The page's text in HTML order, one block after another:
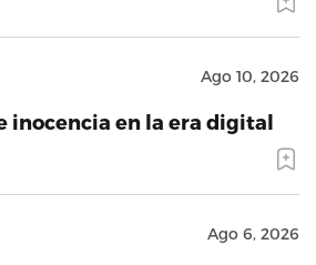
Ago 10, 2026
inocencia en la era digital
Ago 6, 2026